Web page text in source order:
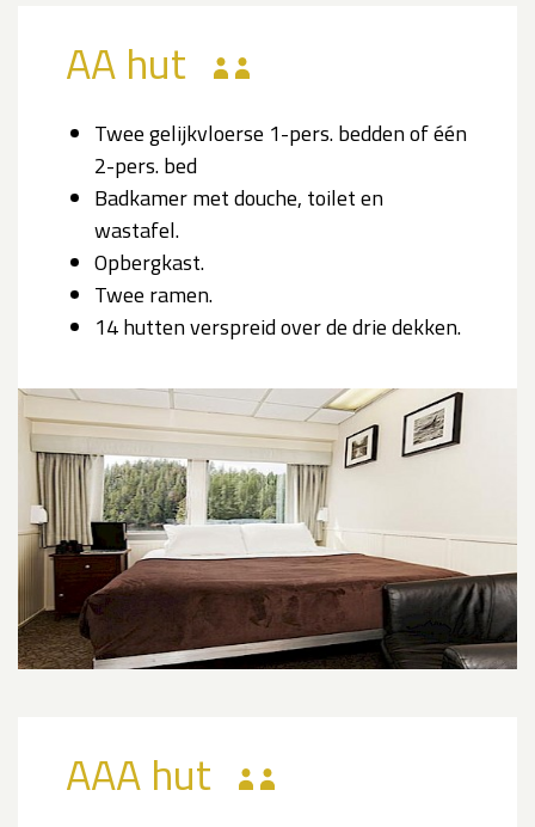
AA hut
Twee gelijkvloerse 1-pers. bedden of één
2-pers. bed
Badkamer met douche, toilet en
wastafel.
Opbergkast.
Twee ramen.
14 hutten verspreid over de drie dekken.
AAA hut